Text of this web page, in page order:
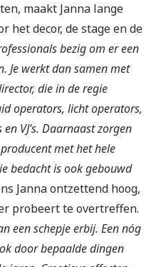
maakt Janna lange
het decor, de stage en de
bezig om er een
Je werkt dan samen met
die in de regie
operators, licht operators,
VJ’s. Daarnaast zorgen
met het hele
bedacht is ook gebouwd
Janna ontzettend hoog,
probeert te overtreffen.
een schepje erbij. Een nóg
door bepaalde dingen